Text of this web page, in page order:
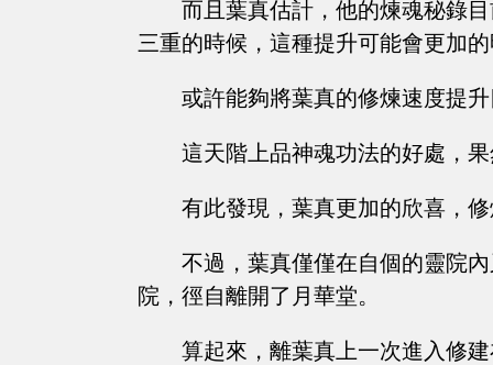
而且葉真估計，他的煉魂秘錄
三重的時候，這種提升可能會更加
或許能夠將葉真的修煉速度提
這天階上品神魂功法的好處，
有此發現，葉真更加的欣喜，
不過，葉真僅僅在自個的靈院
院，徑自離開了月華堂。
算起來，離葉真上一次進入修